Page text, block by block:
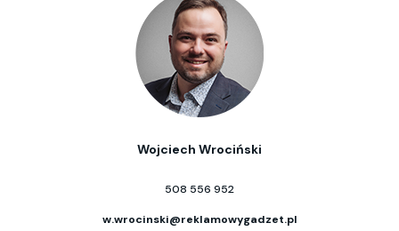
Wojciech Wrociński
508 556 952
w.wrocinski@reklamowygadzet.pl